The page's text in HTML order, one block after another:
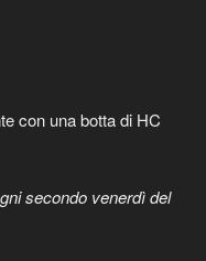
con una botta di HC
secondo venerdì del